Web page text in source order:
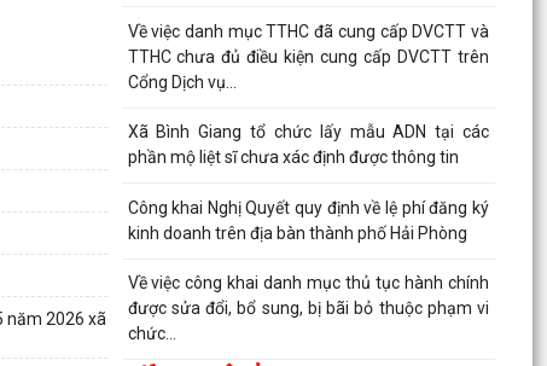
năm 2026 xã
Về việc danh mục TTHC đã cung cấp DVCTT và
TTHC chưa đủ điều kiện cung cấp DVCTT trên
Cổng Dịch vụ...
Xã Bình Giang tổ chức lấy mẫu ADN tại các
phần mộ liệt sĩ chưa xác định được thông tin
Công khai Nghị Quyết quy định về lệ phí đăng ký
kinh doanh trên địa bàn thành phố Hải Phòng
Về việc công khai danh mục thủ tục hành chính
được sửa đổi, bổ sung, bị bãi bỏ thuộc phạm vi
chức...